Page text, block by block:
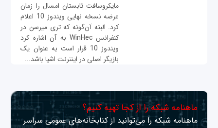
مایکروسافت تابستان امسال را زمان
عرضه نسخه نهایی ویندوز 10 اعلام
کرد. البته آن‌گونه که تری میرسن در
کنفرانس WinHec به آن اشاره کرد
ویندوز 10 قرار است به عنوان یک
بازیگر اصلی در اینترنت اشیا باشد...
ماهنامه شبکه را از کجا تهیه کنیم؟
ماهنامه شبکه را می‌توانید از کتابخانه‌های عمومی سراسر